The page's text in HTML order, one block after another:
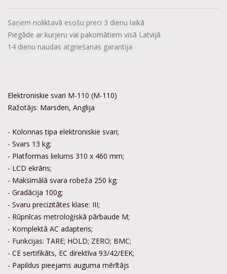
Saņem noliktavā esošu preci 3 dienu laikā
Piegāde ar kurjeru vai pakomātiem visā Latvijā
14 dienu naudas atgriešanas garantija
Elektroniskie svari M-110 (M-110)
Ražotājs: Marsden, Anglija
- Kolonnas tipa elektroniskie svari;
- Svars 13 kg;
- Platformas lielums 310 x 460 mm;
- LCD ekrāns;
- Maksimālā svara robeža 250 kg;
- Gradācija 100g;
- Svaru precizitātes klase: III;
- Rūpnīcas metroloģiskā pārbaude M;
- Komplektā AC adapteris;
- Funkcijas: TARE; HOLD; ZERO; BMC;
- CE sertifikāts, EC direktīva 93/42/EEK;
- Papildus pieejams auguma mērītājs